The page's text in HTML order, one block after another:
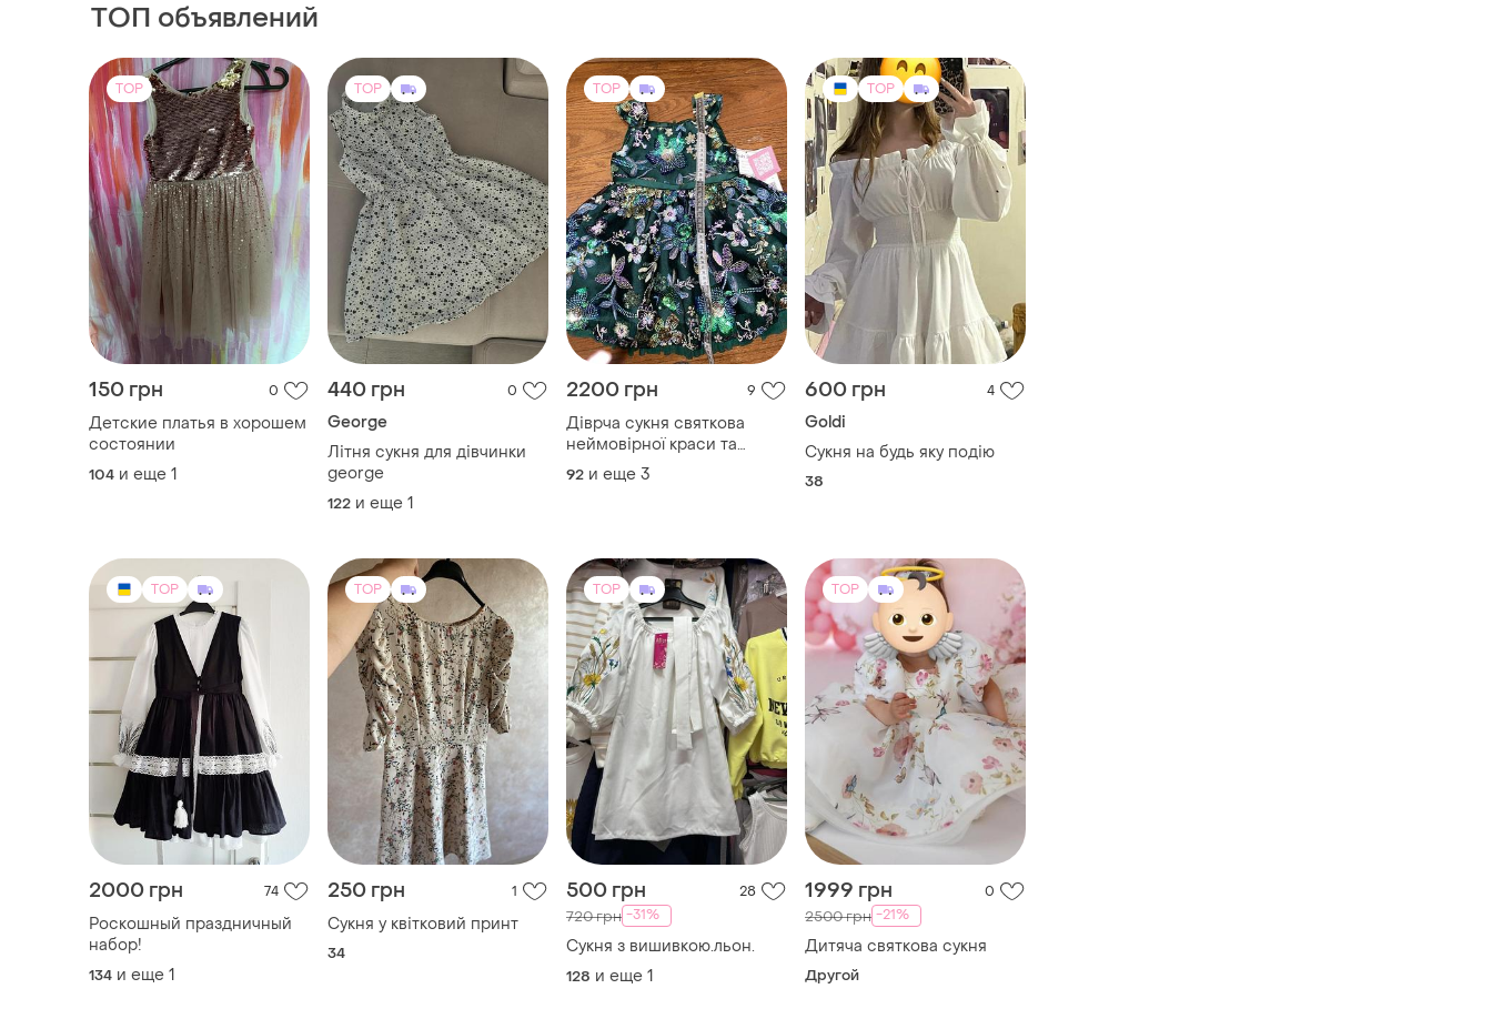
ТОП объявлений
TOP
150 грн 0
Детские платья в хорошем
состоянии
104 и еще 1
TOP
440 грн 0
George
Літня сукня для дівчинки
george
122 и еще 1
TOP
2200 грн 9
Діврча сукня святкова
неймовірної краси та
кольору із сша
92 и еще 3
TOP
600 грн 4
Goldi
Сукня на будь яку подію
38
TOP
2000 грн 74
Роскошный праздничный
набор!
134 и еще 1
TOP
250 грн 1
Сукня у квітковий принт
34
TOP
500 грн 28
720 грн -31%
Сукня з вишивкою.льон.
128 и еще 1
TOP
1999 грн 0
2500 грн -21%
Дитяча святкова сукня
Другой